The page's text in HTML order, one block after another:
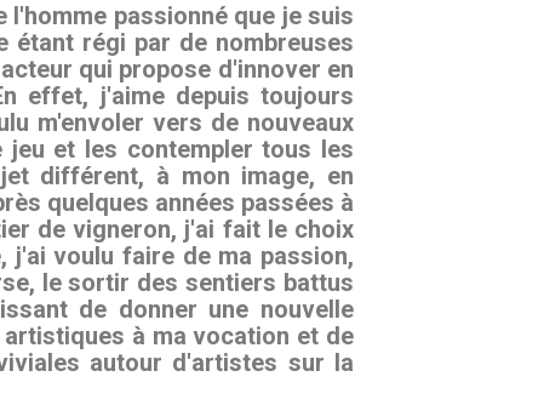
passionné que je suis
étant régi par de nombreuses
qui propose d'innover en
effet, j'aime depuis toujours
m'envoler vers de nouveaux
et les contempler tous les
différent, à mon image, en
quelques années passées à
de vigneron, j'ai fait le choix
j'ai voulu faire de ma passion,
le sortir des sentiers battus
de donner une nouvelle
à ma vocation et de
autour d'artistes sur la